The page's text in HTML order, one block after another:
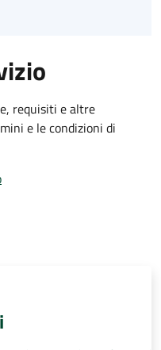
requisiti e altre
e le condizioni di